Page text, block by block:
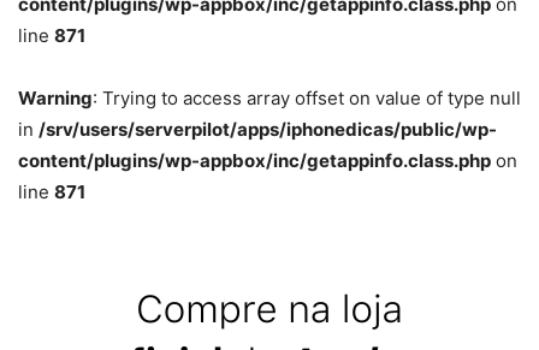
line 871
Warning: Trying to access array offset on value of type null
in /srv/users/serverpilot/apps/iphonedicas/public/wp-
content/plugins/wp-appbox/inc/getappinfo.class.php on
line 871